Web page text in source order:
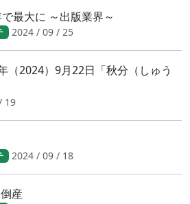
最大に ～出版業界～
2024 / 09 / 25
2024）9月22日「秋分（しゅう
19
2024 / 09 / 18
倒産